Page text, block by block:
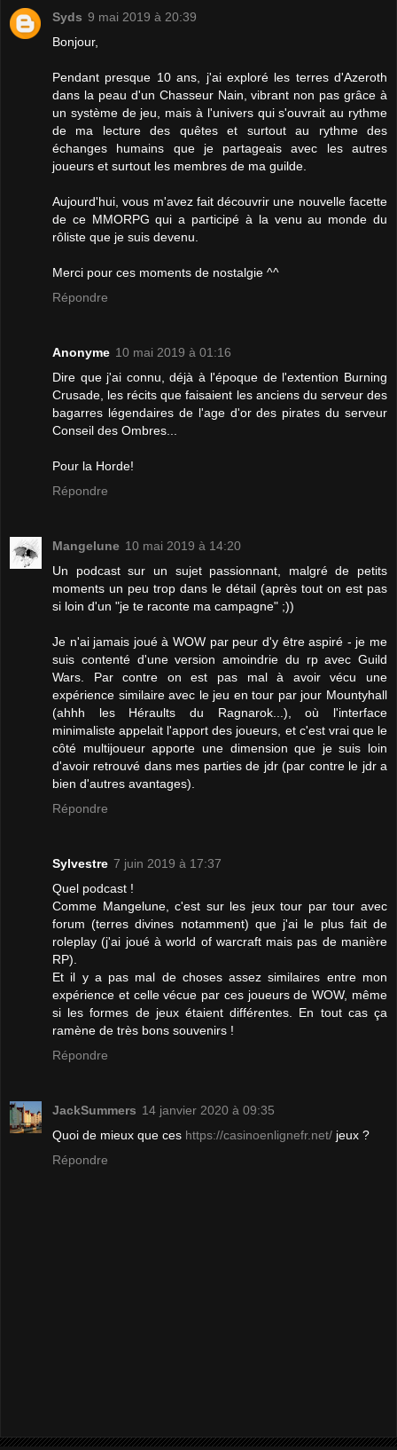
Syds 9 mai 2019 à 20:39
Bonjour,
Pendant presque 10 ans, j'ai exploré les terres d'Azeroth
dans la peau d'un Chasseur Nain, vibrant non pas grâce à
un système de jeu, mais à l'univers qui s'ouvrait au rythme
de ma lecture des quêtes et surtout au rythme des
échanges humains que je partageais avec les autres
joueurs et surtout les membres de ma guilde.
Aujourd'hui, vous m'avez fait découvrir une nouvelle facette
de ce MMORPG qui a participé à la venu au monde du
rôliste que je suis devenu.
Merci pour ces moments de nostalgie ^^
Répondre
Anonyme 10 mai 2019 à 01:16
Dire que j'ai connu, déjà à l'époque de l'extention Burning
Crusade, les récits que faisaient les anciens du serveur des
bagarres légendaires de l'age d'or des pirates du serveur
Conseil des Ombres...
Pour la Horde!
Répondre
Mangelune 10 mai 2019 à 14:20
Un podcast sur un sujet passionnant, malgré de petits
moments un peu trop dans le détail (après tout on est pas
si loin d'un "je te raconte ma campagne" ;))
Je n'ai jamais joué à WOW par peur d'y être aspiré - je me
suis contenté d'une version amoindrie du rp avec Guild
Wars. Par contre on est pas mal à avoir vécu une
expérience similaire avec le jeu en tour par jour Mountyhall
(ahhh les Héraults du Ragnarok...), où l'interface
minimaliste appelait l'apport des joueurs, et c'est vrai que le
côté multijoueur apporte une dimension que je suis loin
d'avoir retrouvé dans mes parties de jdr (par contre le jdr a
bien d'autres avantages).
Répondre
Sylvestre 7 juin 2019 à 17:37
Quel podcast !
Comme Mangelune, c'est sur les jeux tour par tour avec
forum (terres divines notamment) que j'ai le plus fait de
roleplay (j'ai joué à world of warcraft mais pas de manière
RP).
Et il y a pas mal de choses assez similaires entre mon
expérience et celle vécue par ces joueurs de WOW, même
si les formes de jeux étaient différentes. En tout cas ça
ramène de très bons souvenirs !
Répondre
JackSummers 14 janvier 2020 à 09:35
Quoi de mieux que ces https://casinoenlignefr.net/ jeux ?
Répondre